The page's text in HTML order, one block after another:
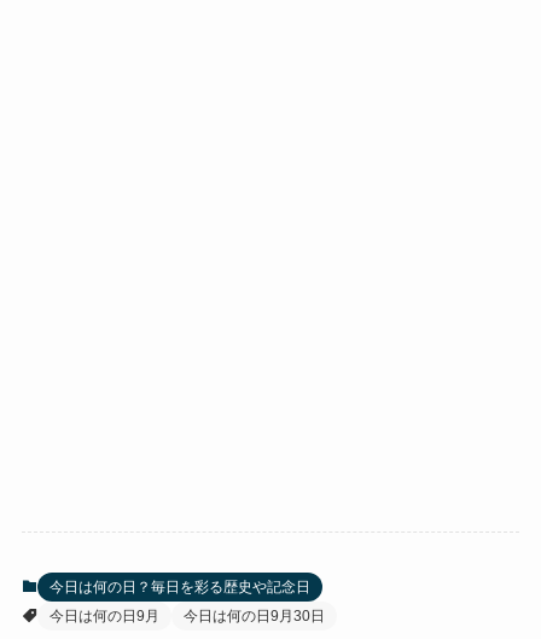
今日は何の日？毎日を彩る歴史や記念日
今日は何の日9月
今日は何の日9月30日